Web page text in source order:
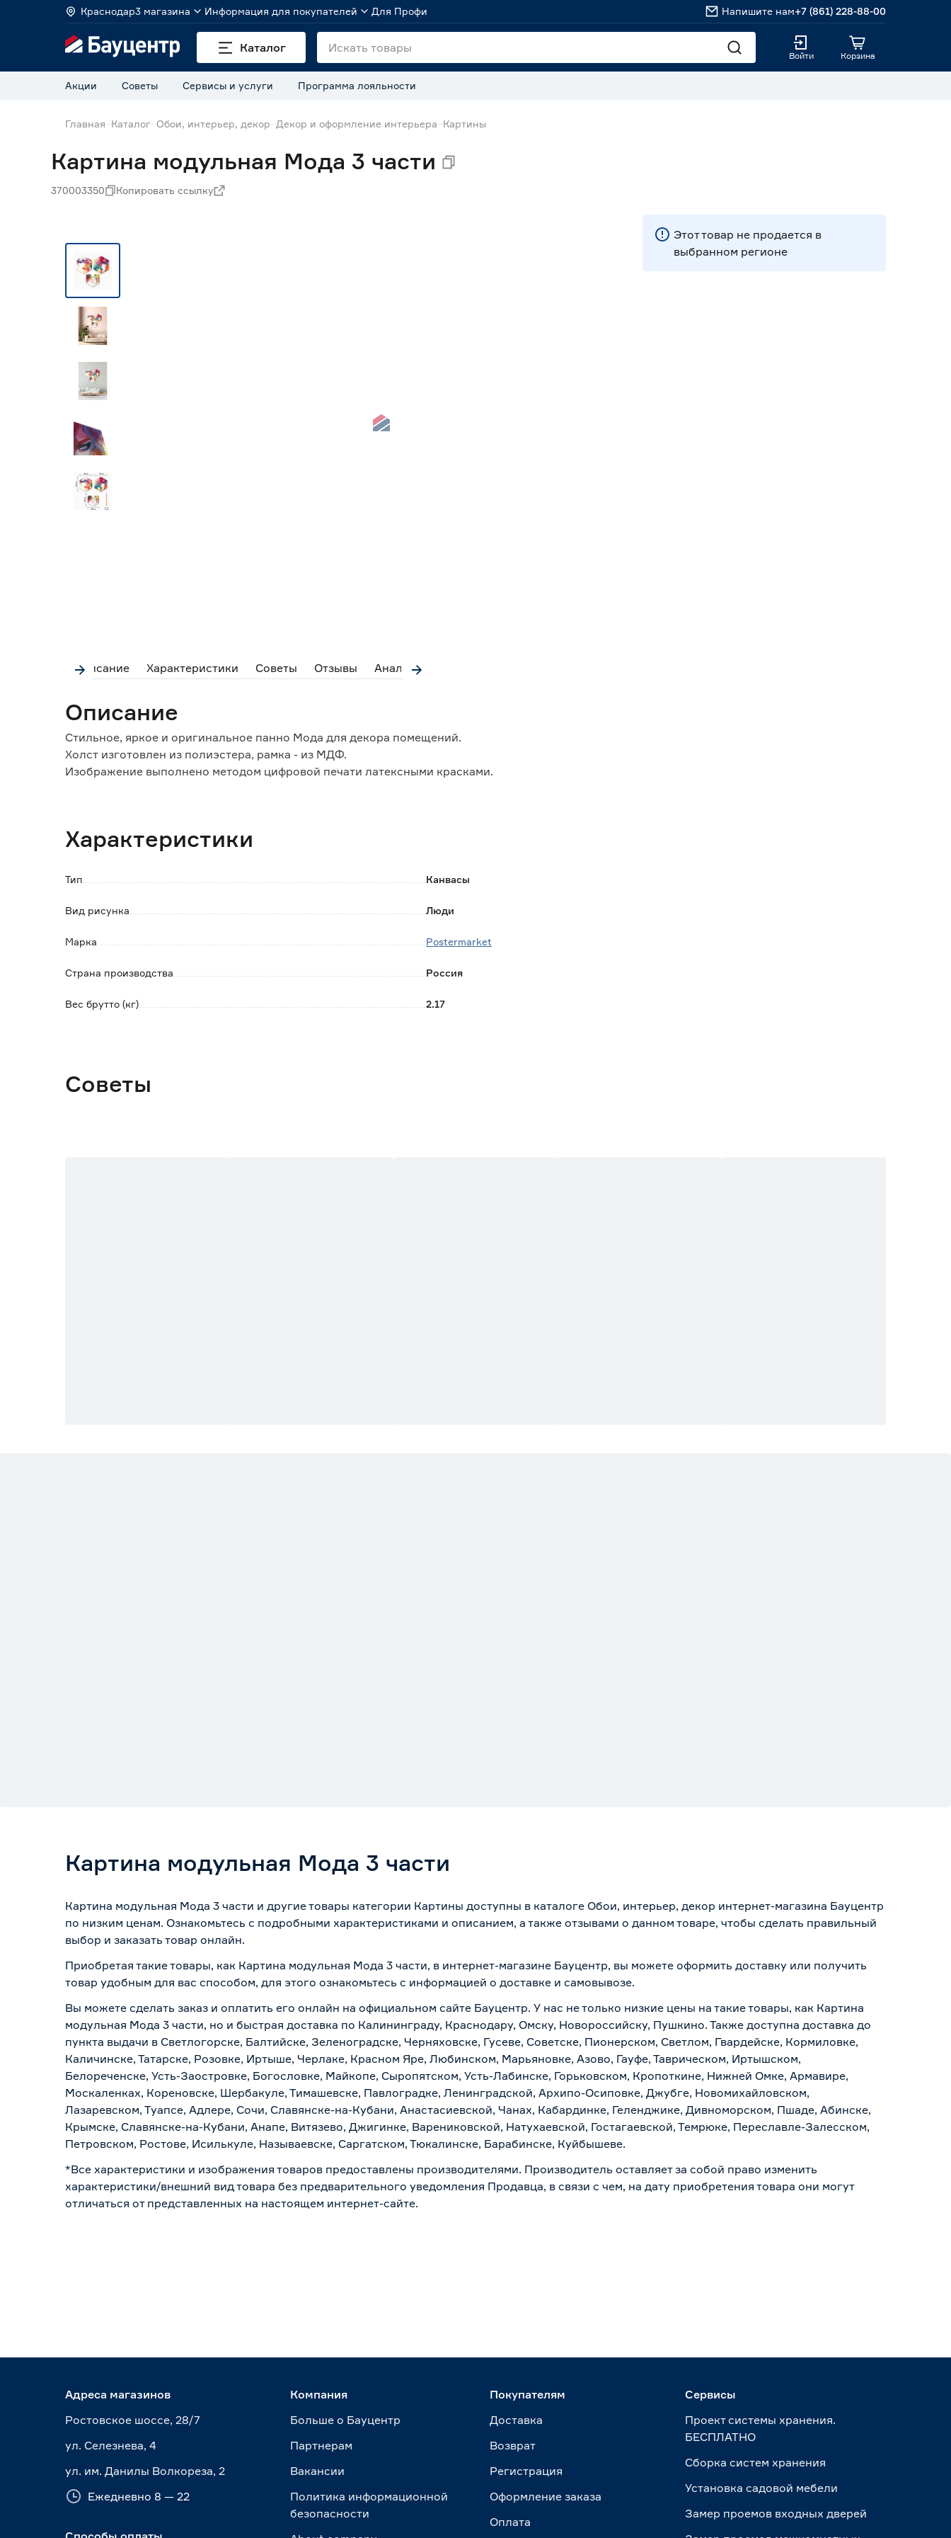
Краснодар3 магазина Информация для покупателей Для Профи Напишите нам+7 (861) 228-88-00
Каталог
Войти Корзина
Акции Советы Сервисы и услуги Программа лояльности
Главная Каталог Обои, интерьер, декор Декор и оформление интерьера Картины
Картина модульная Мода 3 части
370003350 Копировать ссылку
Описание Характеристики Советы Отзывы Аналоги
Описание
Стильное, яркое и оригинальное панно Мода для декора помещений.
Холст изготовлен из полиэстера, рамка - из МДФ.
Изображение выполнено методом цифровой печати латексными красками.
Характеристики
Тип Канвасы
Вид рисунка Люди
Марка Postermarket
Страна производства Россия
Вес брутто (кг) 2.17
Этот товар не продается в
выбранном регионе
Советы
Картина модульная Мода 3 части
Картина модульная Мода 3 части и другие товары категории Картины доступны в каталоге Обои, интерьер, декор интернет-магазина Бауцентр
по низким ценам. Ознакомьтесь с подробными характеристиками и описанием, а также отзывами о данном товаре, чтобы сделать правильный
выбор и заказать товар онлайн.
Приобретая такие товары, как Картина модульная Мода 3 части, в интернет-магазине Бауцентр, вы можете оформить доставку или получить
товар удобным для вас способом, для этого ознакомьтесь с информацией о доставке и самовывозе.
Вы можете сделать заказ и оплатить его онлайн на официальном сайте Бауцентр. У нас не только низкие цены на такие товары, как Картина
модульная Мода 3 части, но и быстрая доставка по Калининграду, Краснодару, Омску, Новороссийску, Пушкино. Также доступна доставка до
пункта выдачи в Светлогорске, Балтийске, Зеленоградске, Черняховске, Гусеве, Советске, Пионерском, Светлом, Гвардейске, Кормиловке,
Каличинске, Татарске, Розовке, Иртыше, Черлаке, Красном Яре, Любинском, Марьяновке, Азово, Гауфе, Таврическом, Иртышском,
Белореченске, Усть-Заостровке, Богословке, Майкопе, Сыропятском, Усть-Лабинске, Горьковском, Кропоткине, Нижней Омке, Армавире,
Москаленках, Кореновске, Шербакуле, Тимашевске, Павлоградке, Ленинградской, Архипо-Осиповке, Джубге, Новомихайловском,
Лазаревском, Туапсе, Адлере, Сочи, Славянске-на-Кубани, Анастасиевской, Чанах, Кабардинке, Геленджике, Дивноморском, Пшаде, Абинске,
Крымске, Славянске-на-Кубани, Анапе, Витязево, Джигинке, Варениковской, Натухаевской, Гостагаевской, Темрюке, Переславле-Залесском,
Петровском, Ростове, Исилькуле, Называевске, Саргатском, Тюкалинске, Барабинске, Куйбышеве.
*Все характеристики и изображения товаров предоставлены производителями. Производитель оставляет за собой право изменить
характеристики/внешний вид товара без предварительного уведомления Продавца, в связи с чем, на дату приобретения товара они могут
отличаться от представленных на настоящем интернет-сайте.
Адреса магазинов
Ростовское шоссе, 28/7
ул. Селезнева, 4
ул. им. Данилы Волкореза, 2
Ежедневно 8 — 22
Компания
Больше о Бауцентр
Партнерам
Вакансии
Политика информационной
безопасности
Покупателям
Доставка
Возврат
Регистрация
Оформление заказа
Оплата
Сервисы
Проект системы хранения.
БЕСПЛАТНО
Сборка систем хранения
Установка садовой мебели
Замер проемов входных дверей